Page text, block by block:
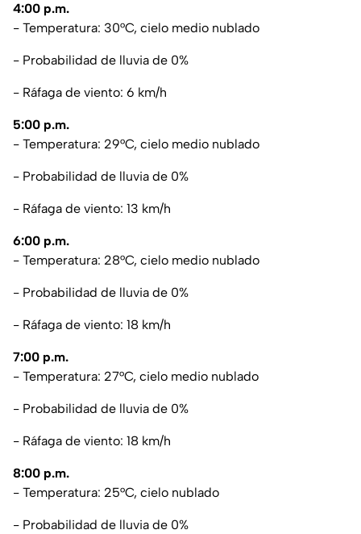
4:00 p.m.
- Temperatura: 30°C, cielo medio nublado
- Probabilidad de lluvia de 0%
- Ráfaga de viento: 6 km/h
5:00 p.m.
- Temperatura: 29°C, cielo medio nublado
- Probabilidad de lluvia de 0%
- Ráfaga de viento: 13 km/h
6:00 p.m.
- Temperatura: 28°C, cielo medio nublado
- Probabilidad de lluvia de 0%
- Ráfaga de viento: 18 km/h
7:00 p.m.
- Temperatura: 27°C, cielo medio nublado
- Probabilidad de lluvia de 0%
- Ráfaga de viento: 18 km/h
8:00 p.m.
- Temperatura: 25°C, cielo nublado
- Probabilidad de lluvia de 0%